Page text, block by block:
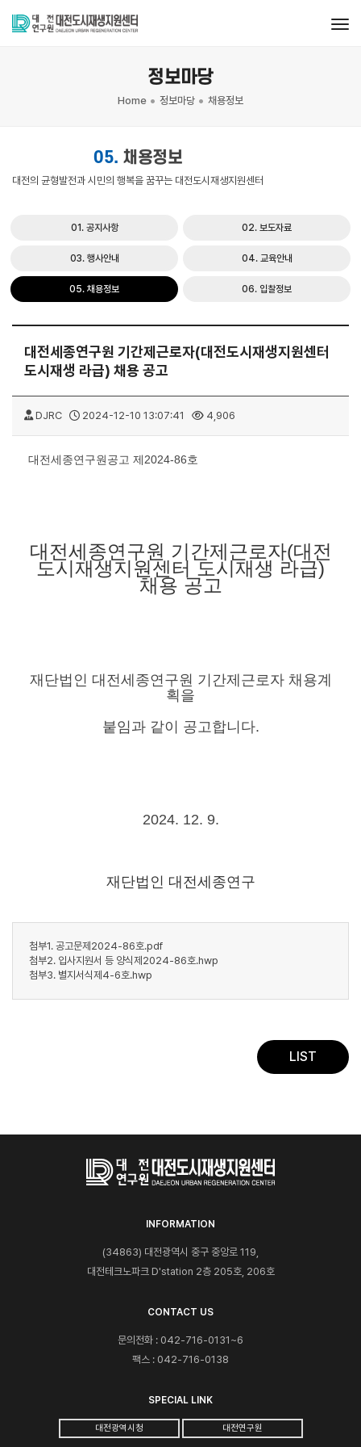
정보마당
Home 정보마당 채용정보
05. 채용정보
대전의 균형발전과 시민의 행복을 꿈꾸는 대전도시재생지원센터
01. 공지사항 02. 보도자료
03. 행사안내 04. 교육안내
05. 채용정보 06. 입찰정보
대전세종연구원 기간제근로자(대전도시재생지원센터
도시재생 라급) 채용 공고
DJRC 2024-12-10 13:07:41 4,906
대전세종연구원공고 제2024-86호
대전세종연구원 기간제근로자(대전
도시재생지원센터 도시재생 라급)
채용 공고
재단법인 대전세종연구원 기간제근로자 채용계
획을
붙임과 같이 공고합니다.
2024. 12. 9.
재단법인 대전세종연구
첨부1. 공고문제2024-86호.pdf
첨부2. 입사지원서 등 양식제2024-86호.hwp
첨부3. 별지서식제4-6호.hwp
LIST
INFORMATION
(34863) 대전광역시 중구 중앙로 119,
대전테크노파크 D'station 2층 205호, 206호
CONTACT US
문의전화 : 042-716-0131~6
팩스 : 042-716-0138
SPECIAL LINK
대전광역시청 대전연구원